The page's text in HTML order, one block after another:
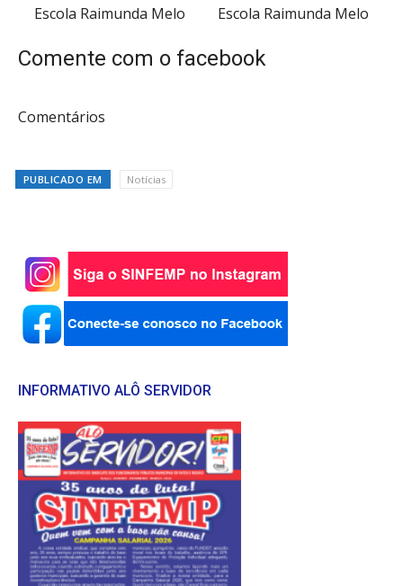
Escola Raimunda Melo Escola Raimunda Melo
Comente com o facebook
Comentários
PUBLICADO EM Notícias
INFORMATIVO ALÔ SERVIDOR